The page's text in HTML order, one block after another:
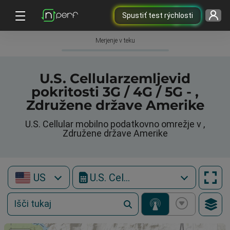
Spustiť test rýchlosti
Merjenje v teku
U.S. Cellularzemljevid
pokritosti 3G / 4G / 5G - ,
Združene države Amerike
U.S. Cellular mobilno podatkovno omrežje v ,
Združene države Amerike
US U.S. Cellular